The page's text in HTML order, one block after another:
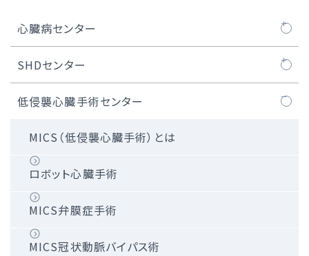
心臓病センター
心臓病センターについて
医師紹介
大動脈弁治療TAVI
SHDセンター
SHDセンターについて
SHDセンタートピックス
TAVI治療
マイトラクリップ/PASCAL治療
WATCHMAN™治療
低侵襲心臓手術センター
MICS（低侵襲心臓手術）とは
ロボット心臓手術
MICS弁膜症手術
MICS冠状動脈バイパス術